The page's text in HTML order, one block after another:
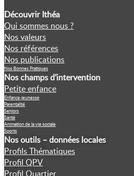
Découvrir Ithéa
Qui sommes nous ?
Nos valeurs
Nos références
Nos publications
Nos Bonnes Pratiques
Nos champs d’intervention
Petite enfance
Enfance-jeunesse
Parentalité
Seniors
Santé
Animation de la vie sociale
Sports
Nos outils – données locales
Profils Thématiques
Profil QPV
Profil Quartier